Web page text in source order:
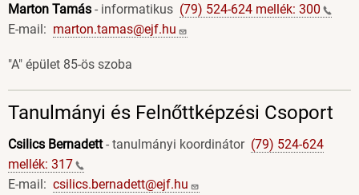
Marton Tamás - informatikus (79) 524-624 mellék: 300
E-mail: marton.tamas@ejf.hu
"A" épület 85-ös szoba
Tanulmányi és Felnőttképzési Csoport
Csilics Bernadett- tanulmányi koordinátor (79) 524-624
mellék: 317
E-mail: csilics.bernadett@ejf.hu